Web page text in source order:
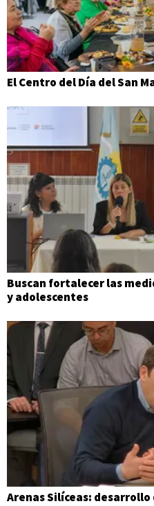
El Centro del Día del San
Buscan fortalecer las
y adolescentes
Arenas Silíceas: